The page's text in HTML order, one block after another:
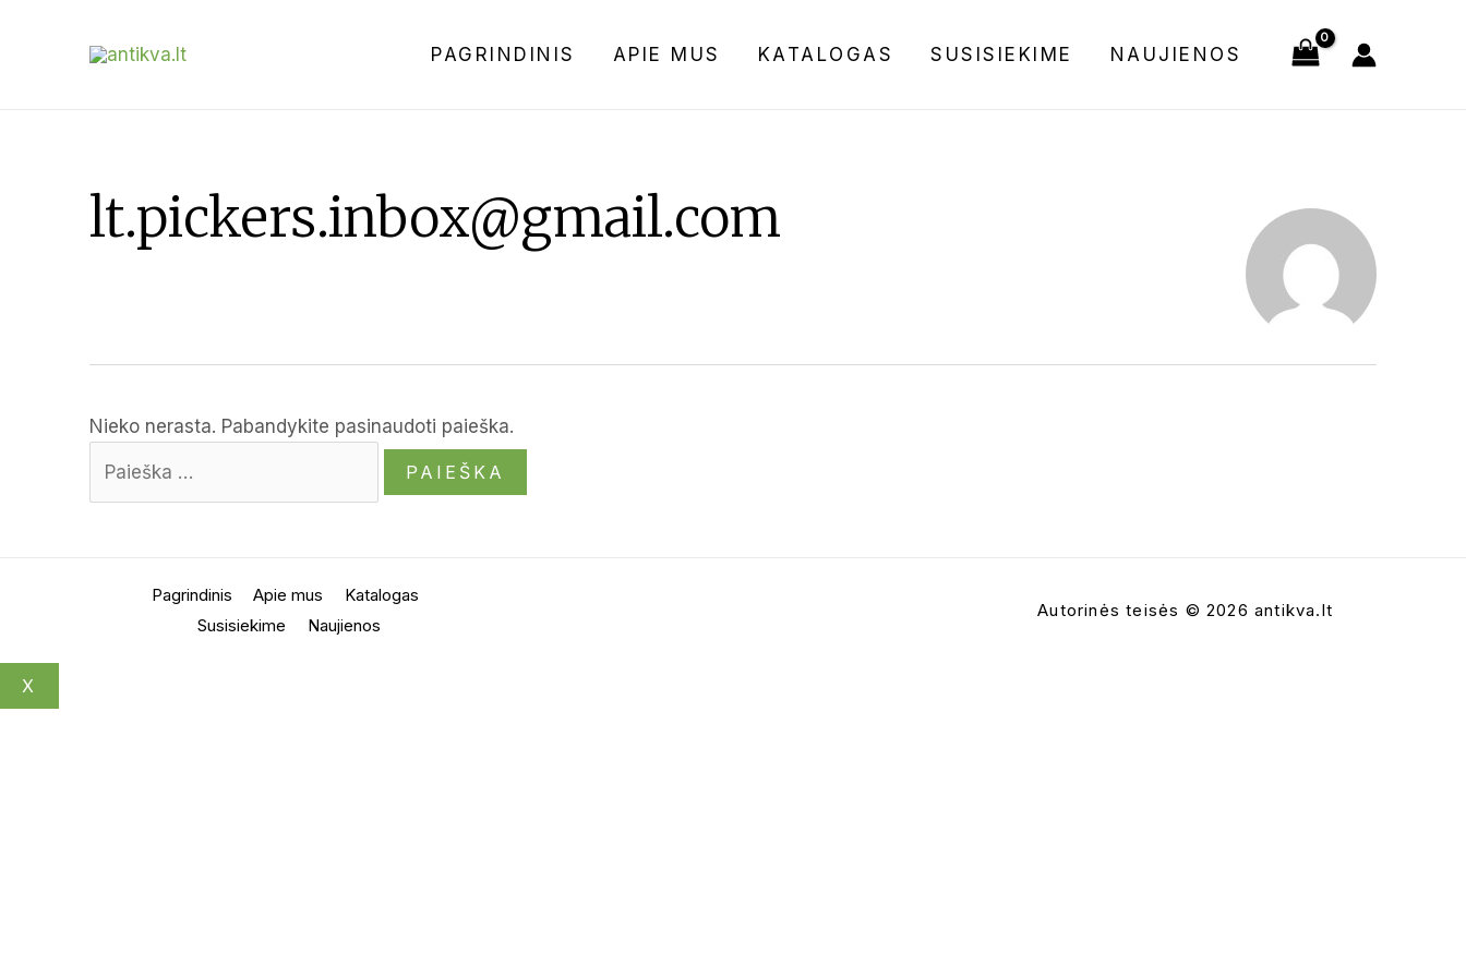
PAGRINDINIS APIE MUS KATALOGAS SUSISIEKIME NAUJIENOS
lt.pickers.inbox@gmail.com
Nieko nerasta. Pabandykite pasinaudoti paieška.
Pagrindinis Apie mus
Katalogas
Susisiekime
Naujienos
Autorinės teisės © 2026 antikva.lt
X